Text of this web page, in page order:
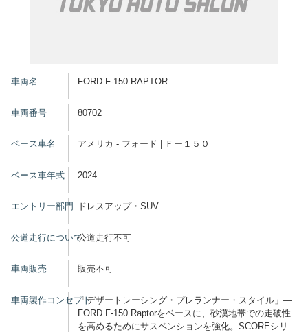
車両名 FORD F-150 RAPTOR
車両番号 80702
ベース車名 アメリカ - フォード | Ｆー１５０
ベース車年式 2024
エントリー部門 ドレスアップ・SUV
公道走行について公道走行不可
車両販売 販売不可
車両製作コンセプト「デザートレーシング・プレランナー・スタイル」—
FORD F-150 Raptorをベースに、砂漠地帯での走破性
を高めるためにサスペンションを強化。SCOREシリ